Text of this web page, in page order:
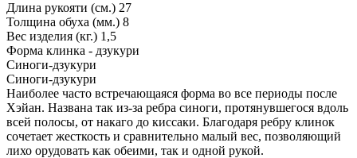
Длина рукояти (см.) 27
Толщина обуха (мм.) 8
Вес изделия (кг.) 1,5
Форма клинка - дзукури
Синоги-дзукури
Синоги-дзукури
Наиболее часто встречающаяся форма во все периоды после
Хэйан. Названа так из-за ребра синоги, протянувшегося вдоль
всей полосы, от накаго до киссаки. Благодаря ребру клинок
сочетает жесткость и сравнительно малый вес, позволяющий
лихо орудовать как обеими, так и одной рукой.